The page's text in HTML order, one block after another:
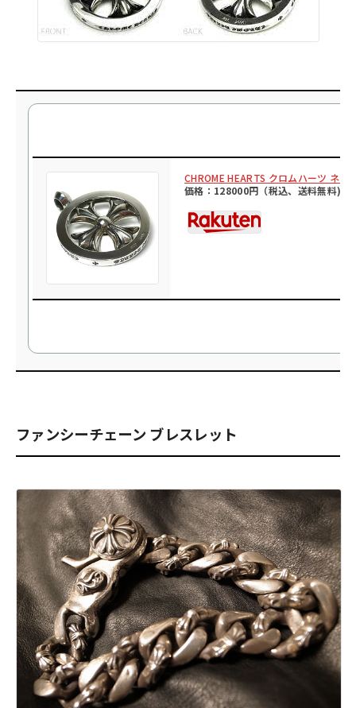
CHROME HEARTS クロムハーツ ネ
価格：128000円（税込、送料無料)
ファンシーチェーン ブレスレット